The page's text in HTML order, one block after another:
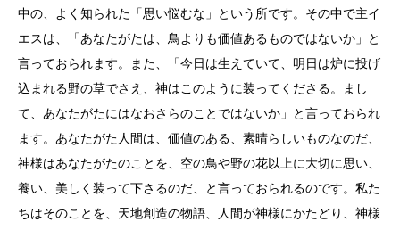
中の、よく知られた「思い悩むな」という所です。その中で主イ
エスは、「あなたがたは、鳥よりも価値あるものではないか」と
言っておられます。また、「今日は生えていて、明日は炉に投げ
込まれる野の草でさえ、神はこのように装ってくださる。まし
て、あなたがたにはなおさらのことではないか」と言っておられ
ます。あなたがた人間は、価値のある、素晴らしいものなのだ、
神様はあなたがたのことを、空の鳥や野の花以上に大切に思い、
養い、美しく装って下さるのだ、と言っておられるのです。私た
ちはそのことを、天地創造の物語、人間が神様にかたどり、神様